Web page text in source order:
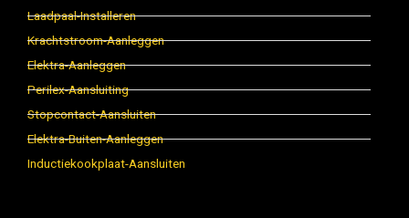
Laadpaal-Installeren
Krachtstroom-Aanleggen
Elektra-Aanleggen
Perilex-Aansluiting
Stopcontact-Aansluiten
Elektra-Buiten-Aanleggen
Inductiekookplaat-Aansluiten